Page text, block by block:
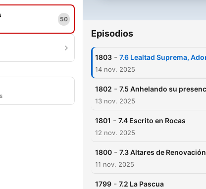
50
Episodios
1803 - 7.6 Lealtad Suprema,
14 nov. 2025
1802 - 7.5 Anhelando su
13 nov. 2025
1801 - 7.4 Escrito en Rocas
12 nov. 2025
1800 - 7.3 Altares de Renovación
11 nov. 2025
1799 - 7.2 La Pascua